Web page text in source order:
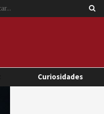
Curiosidades